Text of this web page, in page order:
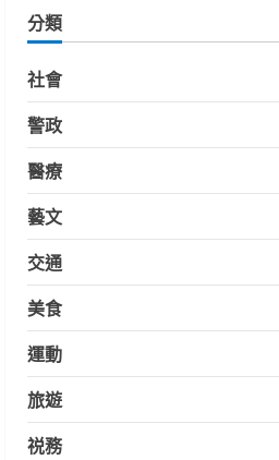
分類
社會
警政
醫療
藝文
交通
美食
運動
旅遊
祱務